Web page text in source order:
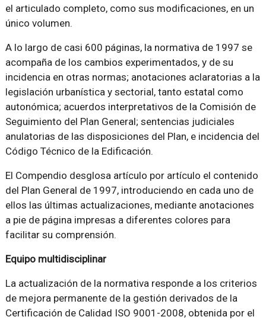
el articulado completo, como sus modificaciones, en un
único volumen.
A lo largo de casi 600 páginas, la normativa de 1997 se
acompaña de los cambios experimentados, y de su
incidencia en otras normas; anotaciones aclaratorias a la
legislación urbanística y sectorial, tanto estatal como
autonómica; acuerdos interpretativos de la Comisión de
Seguimiento del Plan General; sentencias judiciales
anulatorias de las disposiciones del Plan, e incidencia del
Código Técnico de la Edificación.
El Compendio desglosa artículo por artículo el contenido
del Plan General de 1997, introduciendo en cada uno de
ellos las últimas actualizaciones, mediante anotaciones
a pie de página impresas a diferentes colores para
facilitar su comprensión.
Equipo multidisciplinar
La actualización de la normativa responde a los criterios
de mejora permanente de la gestión derivados de la
Certificación de Calidad ISO 9001-2008, obtenida por el